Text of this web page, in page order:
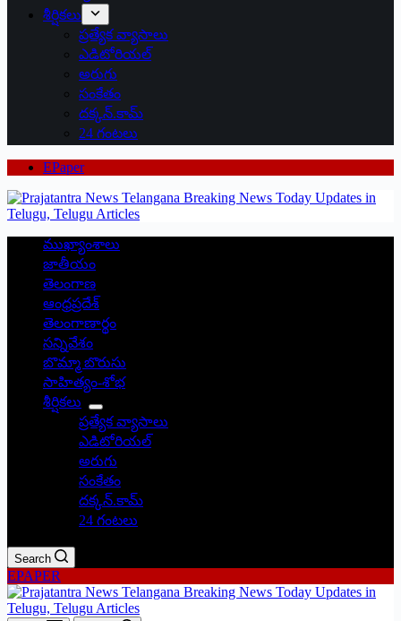
శీర్షికలు
ప్రత్యేక వ్యాసాలు
ఎడిటోరియల్
అరుగు
సంకేతం
దక్కన్.కామ్
24 గంటలు
EPaper
ముఖ్యాంశాలు
జాతీయం
తెలంగాణ
ఆంధ్రప్రదేశ్
తెలంగాణార్థం
సన్నివేశం
బొమ్మా బొరుసు
సాహిత్యం-శోభ
శీర్షికలు
ప్రత్యేక వ్యాసాలు
ఎడిటోరియల్
అరుగు
సంకేతం
దక్కన్.కామ్
24 గంటలు
Search
EPAPER